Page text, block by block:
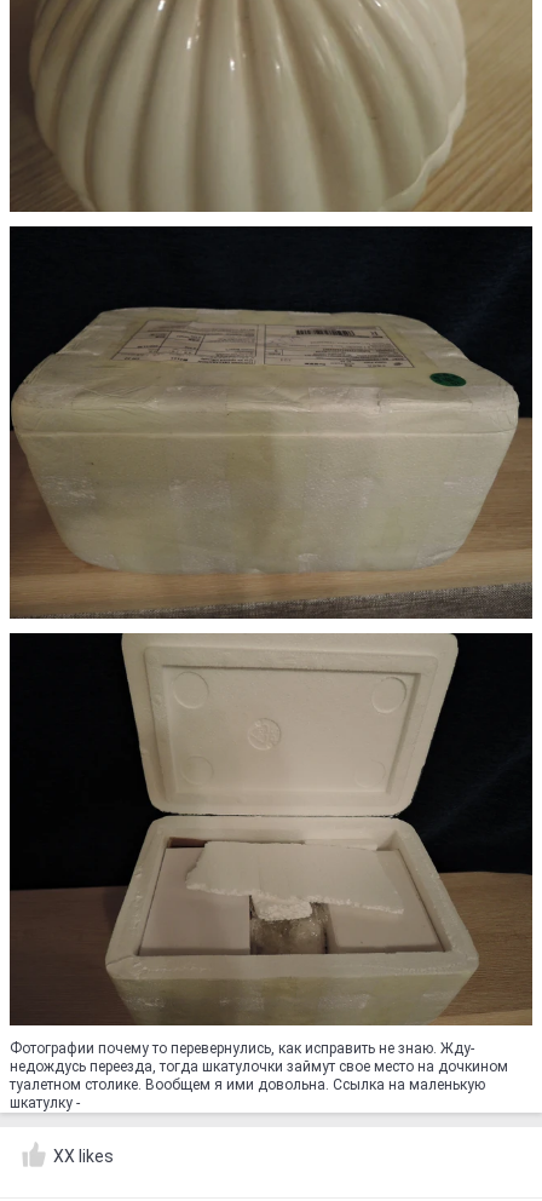
Фотографии почему то перевернулись, как исправить не знаю. Жду-
недождусь переезда, тогда шкатулочки займут свое место на дочкином
туалетном столике. Вообщем я ими довольна. Ссылка на маленькую
шкатулку -
XX likes